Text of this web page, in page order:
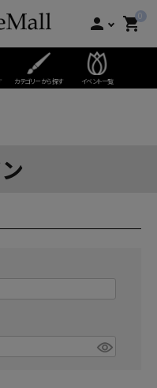
person 0
shopping_cart
カテゴリーから探す イベント一覧